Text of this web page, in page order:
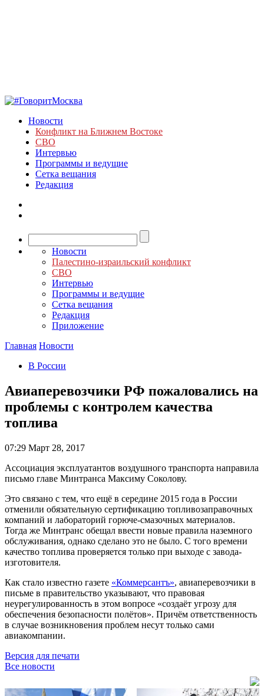
Новости
Конфликт на Ближнем Востоке
СВО
Интервью
Программы и ведущие
Сетка вещания
Редакция
Новости
Палестино-израильский конфликт
СВО
Интервью
Программы и ведущие
Сетка вещания
Редакция
Приложение
Главная Новости
В России
Авиаперевозчики РФ пожаловались на
проблемы с контролем качества
топлива
07:29 Март 28, 2017
Ассоциация эксплуатантов воздушного транспорта направила
письмо главе Минтранса Максиму Соколову.
Это связано с тем, что ещё в середине 2015 года в России
отменили обязательную сертификацию топливозаправочных
компаний и лабораторий горюче-смазочных материалов.
Тогда же Минтранс обещал ввести новые правила наземного
обслуживания, однако сделано это не было. С того времени
качество топлива проверяется только при выходе с завода-
изготовителя.
Как стало известно газете «Коммерсантъ», авиаперевозчики в
письме в правительство указывают, что правовая
неурегулированность в этом вопросе «создаёт угрозу для
обеспечения безопасности полётов». Причём ответственность
в случае возникновения проблем несут только сами
авиакомпании.
Версия для печати
Все новости